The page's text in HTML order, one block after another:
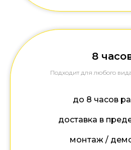
8
Подходит для любого
до 8 часов
доставка в
монтаж /